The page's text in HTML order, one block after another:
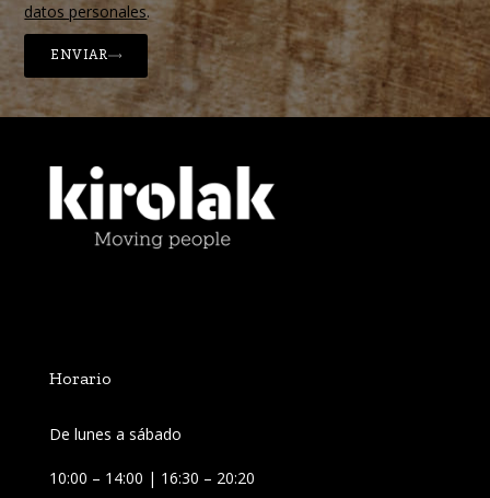
datos personales.
ENVIAR
Horario
De lunes a sábado
10:00 – 14:00 | 16:30 – 20:20